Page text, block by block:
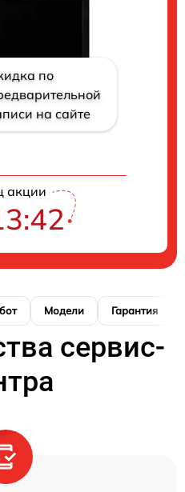
по
на сайте
акции
Модели Гарантия
сервис-